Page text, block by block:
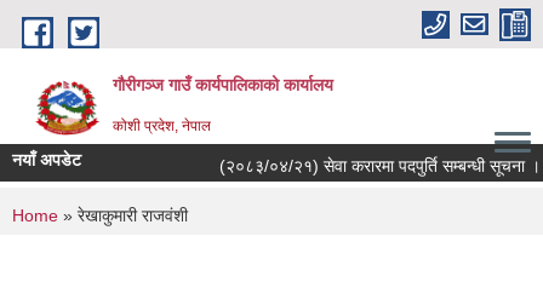
Skip to main content
गौरीगञ्‍ज गाउँ कार्यपालिकाको कार्यालय
कोशी प्रदेश, नेपाल
नयाँ अपडेट (२०८३/०४/२१) सेवा करारमा पदपुर्ति सम्बन्धी सूचना ।
You are here
Home » रेखाकुमारी राजवंशी